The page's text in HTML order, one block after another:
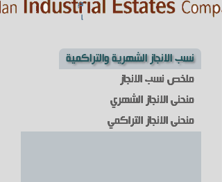
دب
ا
نسب الانجاز الشهرية والتراكمية
ملخص نسب الانجاز
منحنى الانجاز الشهري
منحنى الانجاز التراكمي